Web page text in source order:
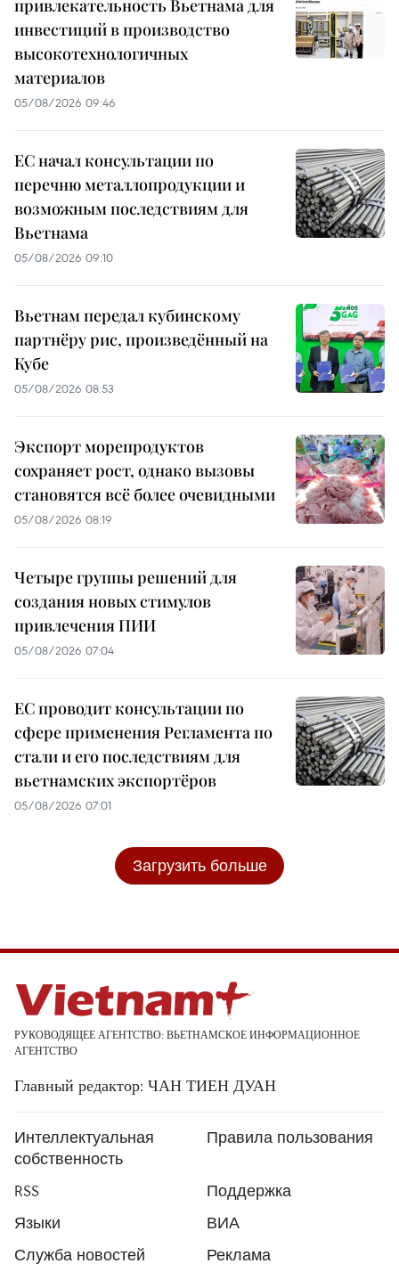
привлекательность Вьетнама для
инвестиций в производство
высокотехнологичных
материалов
05/08/2026 09:46
ЕС начал консультации по
перечню металлопродукции и
возможным последствиям для
Вьетнама
05/08/2026 09:10
Вьетнам передал кубинскому
партнёру рис, произведённый на
Кубе
05/08/2026 08:53
Экспорт морепродуктов
сохраняет рост, однако вызовы
становятся всё более очевидными
05/08/2026 08:19
Четыре группы решений для
создания новых стимулов
привлечения ПИИ
05/08/2026 07:04
ЕС проводит консультации по
сфере применения Регламента по
стали и его последствиям для
вьетнамских экспортёров
05/08/2026 07:01
Загрузить больше
РУКОВОДЯЩЕЕ АГЕНТСТВО: ВЬЕТНАМСКОЕ ИНФОРМАЦИОННОЕ
АГЕНТСТВО
Главный редактор: ЧАН ТИЕН ДУАН
Интеллектуальная
собственность
Правила пользования
RSS
Поддержка
Языки
ВИА
Служба новостей
Реклама